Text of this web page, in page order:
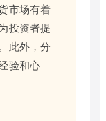
市场有着
投资者提
此外，分
验和心